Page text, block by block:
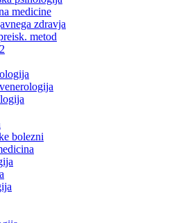
medicine
zdravja
metod
bolezni